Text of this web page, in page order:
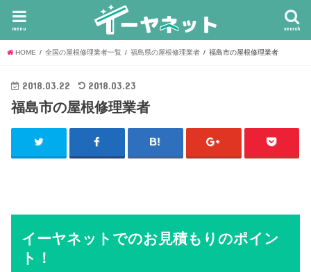
search
menu
HOME 全国の屋根修理業者一覧 福島県の屋根修理業者 福島市の屋根修理業者
2018.03.22 2018.03.23
福島市の屋根修理業者
イーヤネットでのお見積もりのポイン
ト！